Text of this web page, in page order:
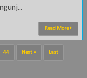
Read More
44 Next » Last